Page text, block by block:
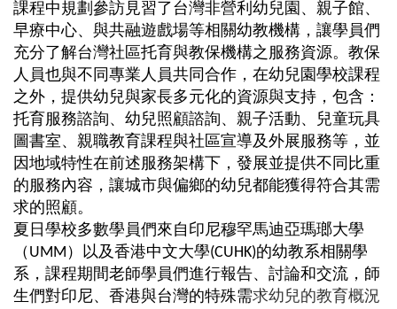
課程中規劃參訪見習了台灣非營利幼兒園、親子館、
早療中心、與共融遊戲場等相關幼教機構，讓學員們
充分了解台灣社區托育與教保機構之服務資源。教保
人員也與不同專業人員共同合作，在幼兒園學校課程
之外，提供幼兒與家長多元化的資源與支持，包含：
托育服務諮詢、幼兒照顧諮詢、親子活動、兒童玩具
圖書室、親職教育課程與社區宣導及外展服務等，並
因地域特性在前述服務架構下，發展並提供不同比重
的服務內容，讓城市與偏鄉的幼兒都能獲得符合其需
求的照顧。
夏日學校多數學員們來自印尼穆罕馬迪亞瑪瑯大學
（ UMM ）以及香港中文大學(CUHK)的幼教系相關學
系，課程期間老師學員們進行報告、討論和交流，師
生們對印尼、香港與台灣的特殊需求幼兒的教育概況